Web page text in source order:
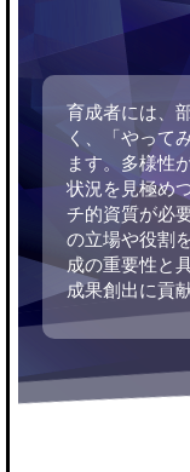
育成者には、
く、「やって
ます。多様性
状況を見極め
チ的資質が必
の立場や役割
成の重要性と
成果創出に貢